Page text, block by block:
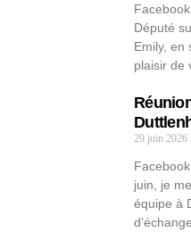
Député
Emily, en
plaisir de
29 juin 2026
juin, je
équipe à